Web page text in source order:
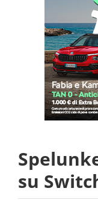
su